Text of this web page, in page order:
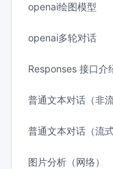
openai绘图模型
openai多轮对话
Responses 接口介
普通文本对话（非流
普通文本对话（流式
图片分析（网络）